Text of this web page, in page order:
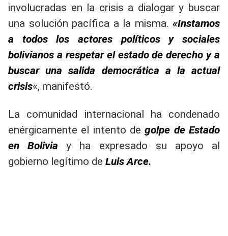
involucradas en la crisis a dialogar y buscar
una solución pacífica a la misma. «Instamos
a todos los actores políticos y sociales
bolivianos a respetar el estado de derecho y a
buscar una salida democrática a la actual
crisis«, manifestó.
La comunidad internacional ha condenado
enérgicamente el intento degolpe de Estado
en Bolivia y ha expresado su apoyo al
gobierno legítimo de Luis Arce.